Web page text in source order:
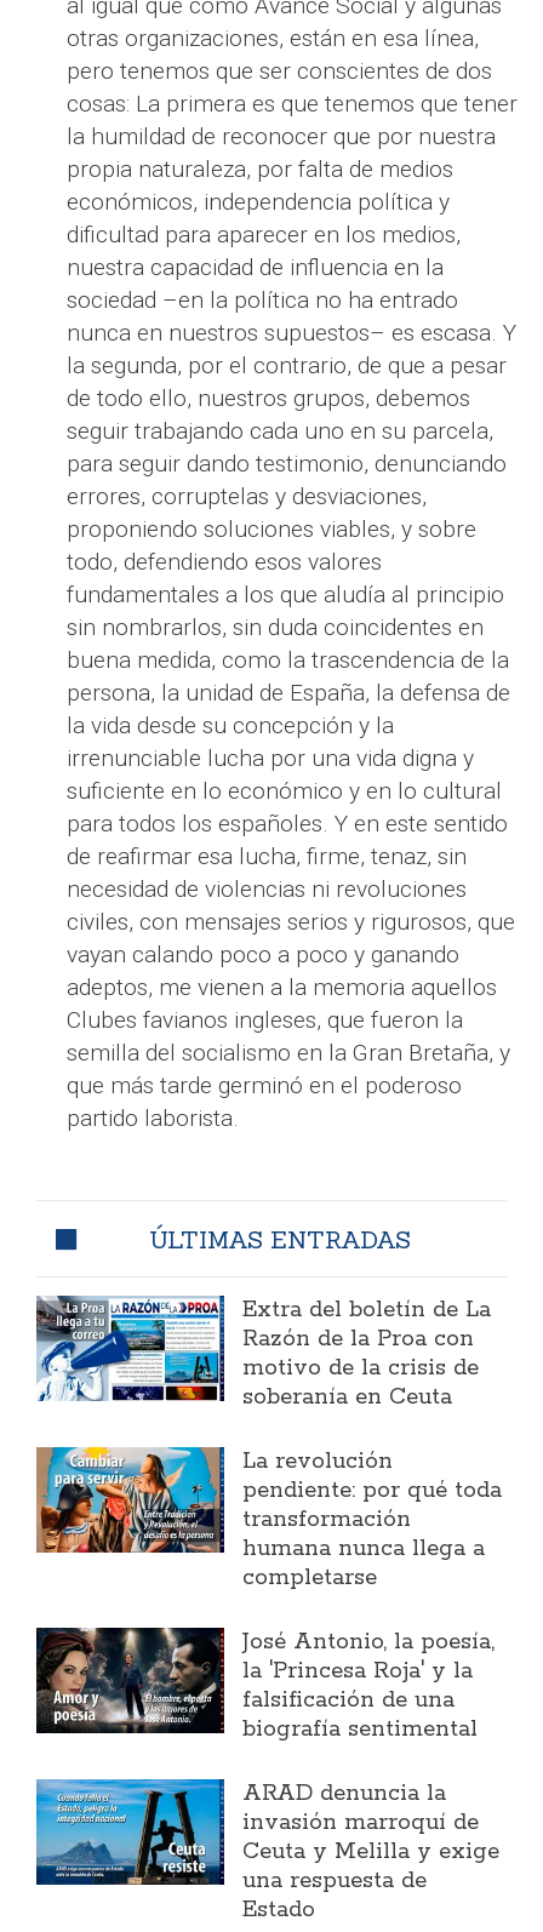
otras organizaciones, están en esa línea,
pero tenemos que ser conscientes de dos
cosas: La primera es que tenemos que tener
la humildad de reconocer que por nuestra
propia naturaleza, por falta de medios
económicos, independencia política y
dificultad para aparecer en los medios,
nuestra capacidad de influencia en la
sociedad –en la política no ha entrado
nunca en nuestros supuestos– es escasa. Y
la segunda, por el contrario, de que a pesar
de todo ello, nuestros grupos, debemos
seguir trabajando cada uno en su parcela,
para seguir dando testimonio, denunciando
errores, corruptelas y desviaciones,
proponiendo soluciones viables, y sobre
todo, defendiendo esos valores
fundamentales a los que aludía al principio
sin nombrarlos, sin duda coincidentes en
buena medida, como la trascendencia de la
persona, la unidad de España, la defensa de
la vida desde su concepción y la
irrenunciable lucha por una vida digna y
suficiente en lo económico y en lo cultural
para todos los españoles. Y en este sentido
de reafirmar esa lucha, firme, tenaz, sin
necesidad de violencias ni revoluciones
civiles, con mensajes serios y rigurosos, que
vayan calando poco a poco y ganando
adeptos, me vienen a la memoria aquellos
Clubes favianos ingleses, que fueron la
semilla del socialismo en la Gran Bretaña, y
que más tarde germinó en el poderoso
partido laborista.
ÚLTIMAS ENTRADAS
Extra del boletín de La
Razón de la Proa con
motivo de la crisis de
soberanía en Ceuta
La revolución
pendiente: por qué toda
transformación
humana nunca llega a
completarse
José Antonio, la poesía,
la 'Princesa Roja' y la
falsificación de una
biografía sentimental
ARAD denuncia la
invasión marroquí de
Ceuta y Melilla y exige
una respuesta de
Estado